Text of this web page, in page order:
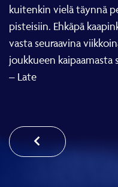
kuitenkin vielä täynnä
pisteisiin. Ehkäpä
vasta seuraavina
joukkueen kaipaamasta
– Late